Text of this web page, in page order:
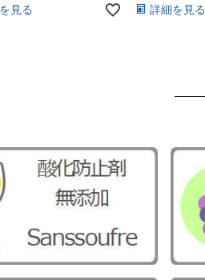
見る 詳細を見る